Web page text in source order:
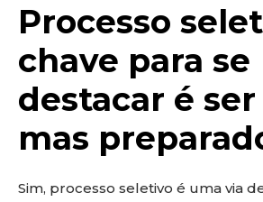
Processo
chave para se
destacar é ser
mas
Sim, processo seletivo é uma via